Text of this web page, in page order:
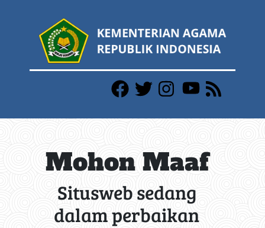
Mohon Maaf
Situsweb sedang
dalam perbaikan